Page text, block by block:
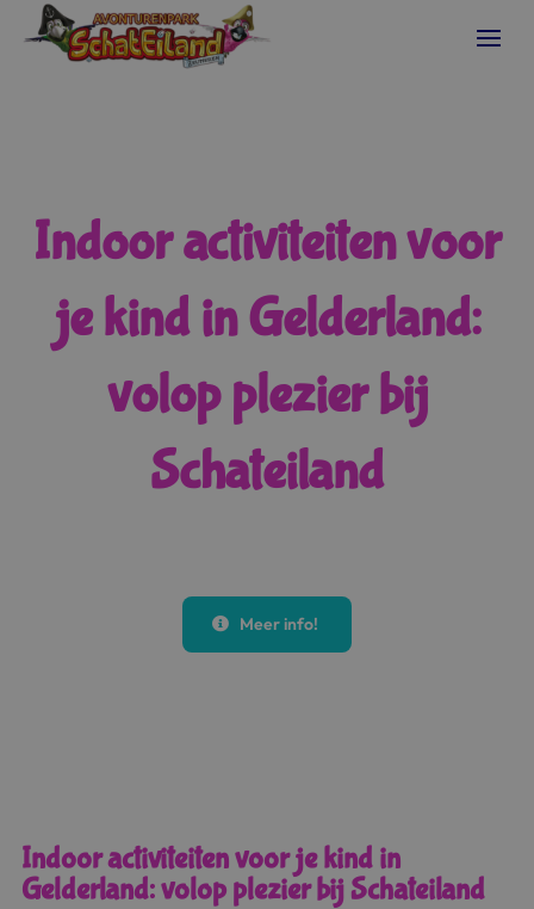
Indoor activiteiten voor
je kind in Gelderland:
volop plezier bij
Schateiland
Meer info!
Indoor activiteiten voor je kind in
Gelderland: volop plezier bij Schateiland